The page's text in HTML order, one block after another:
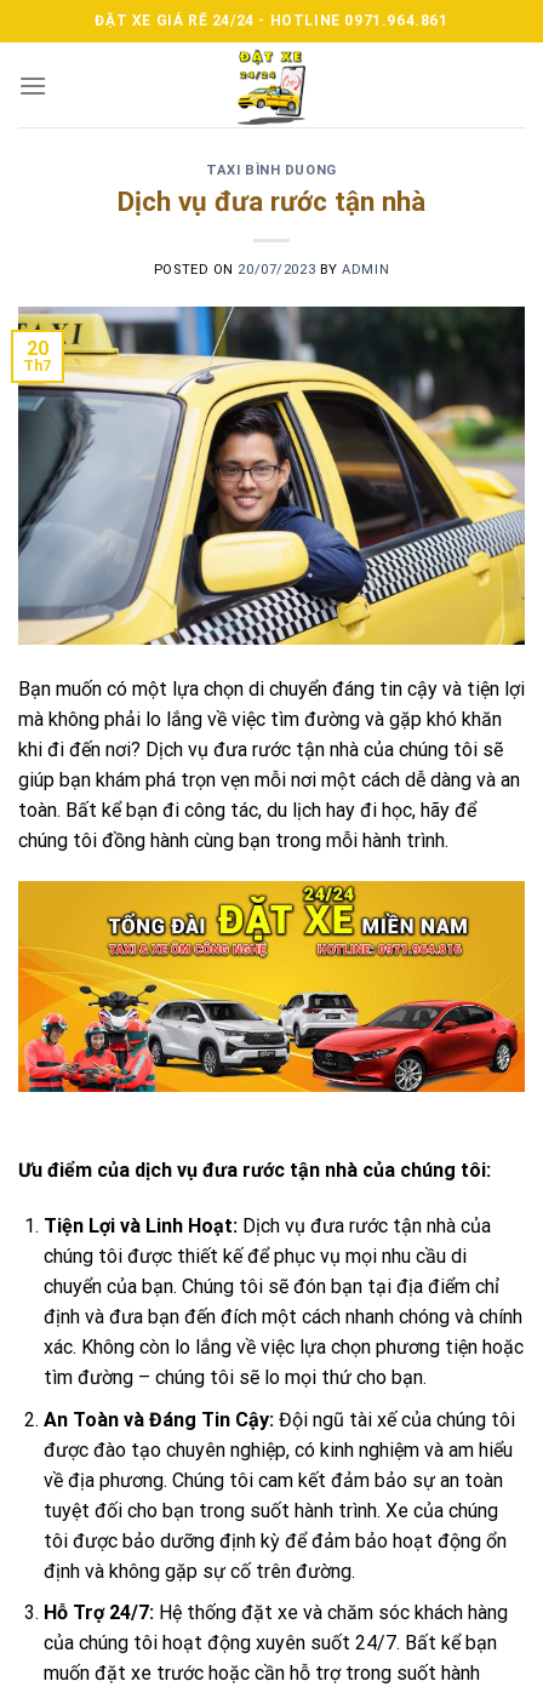
to
content
ĐẶT XE GIÁ RẼ 24/24 - HOTLINE 0971.964.861
TAXI BÌNH DUONG
Dịch vụ đưa rước tận nhà
POSTED ON 20/07/2023 BYADMIN
20
Th7
Bạn muốn có một lựa chọn di chuyển đáng tin cậy và tiện lợi
mà không phải lo lắng về việc tìm đường và gặp khó khăn
khi đi đến nơi? Dịch vụ đưa rước tận nhà của chúng tôi sẽ
giúp bạn khám phá trọn vẹn mỗi nơi một cách dễ dàng và an
toàn. Bất kể bạn đi công tác, du lịch hay đi học, hãy để
chúng tôi đồng hành cùng bạn trong mỗi hành trình.
Ưu điểm của dịch vụ đưa rước tận nhà của chúng tôi:
Tiện Lợi và Linh Hoạt:Dịch vụ đưa rước tận nhà của
chúng tôi được thiết kế để phục vụ mọi nhu cầu di
chuyển của bạn. Chúng tôi sẽ đón bạn tại địa điểm chỉ
định và đưa bạn đến đích một cách nhanh chóng và chính
xác. Không còn lo lắng về việc lựa chọn phương tiện hoặc
tìm đường – chúng tôi sẽ lo mọi thứ cho bạn.
An Toàn và Đáng Tin Cậy:Đội ngũ tài xế của chúng tôi
được đào tạo chuyên nghiệp, có kinh nghiệm và am hiểu
về địa phương. Chúng tôi cam kết đảm bảo sự an toàn
tuyệt đối cho bạn trong suốt hành trình. Xe của chúng
tôi được bảo dưỡng định kỳ để đảm bảo hoạt động ổn
định và không gặp sự cố trên đường.
Hỗ Trợ 24/7:Hệ thống đặt xe và chăm sóc khách hàng
của chúng tôi hoạt động xuyên suốt 24/7. Bất kể bạn
muốn đặt xe trước hoặc cần hỗ trợ trong suốt hành